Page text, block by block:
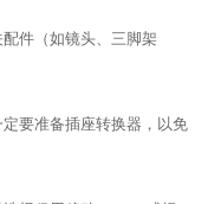
件（如镜头、三脚架
要准备插座转换器，以免